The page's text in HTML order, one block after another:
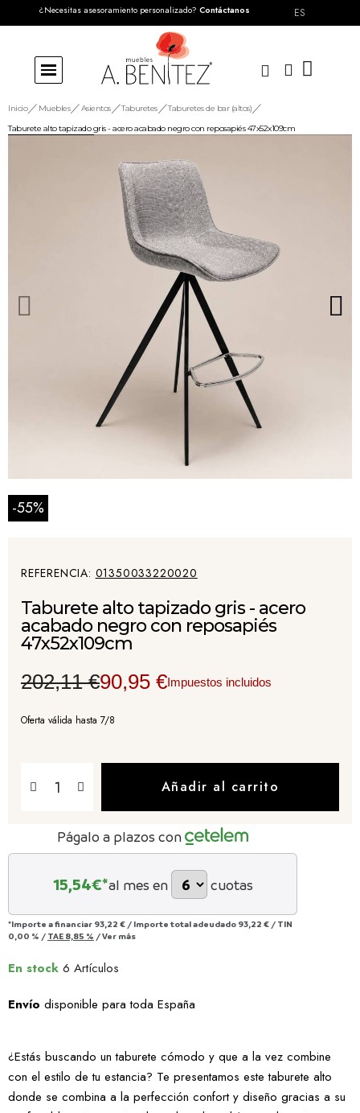
¿Necesitas asesoramiento personalizado? Contáctanos ES
Inicio Muebles Asientos Taburetes
Taburetes de bar (altos)
Taburete alto tapizado gris - acero acabado negro con reposapiés 47x52x109cm
-55%
REFERENCIA 01350033220020
Taburete alto tapizado gris - acero
acabado negro con reposapiés
47x52x109cm
202,11 €90,95 €Impuestos incluidos
Oferta válida hasta 7/8
Añadir al carrito
Págalo a plazos con
15,54€*al mes en cuotas
*Importe a financiar 93,22 € / Importe total adeudado 93,22 € / TIN
0,00 % / TAE 8,85 % /Ver más
En stock 6 Artículos
Envío disponible para toda España
¿Estás buscando un taburete cómodo y que a la vez combine
con el estilo de tu estancia? Te presentamos este taburete alto
donde se combina a la perfección confort y diseño gracias a su